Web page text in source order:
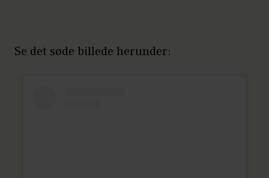
Se det søde billede herunder: